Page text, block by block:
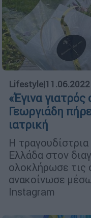
Lifestyle|
«Έγινα
Γεωργιάδη
ιατρική
Η
Ελλάδα στον
ολοκλήρωσε τις
ανακοίνωσε
Instagram